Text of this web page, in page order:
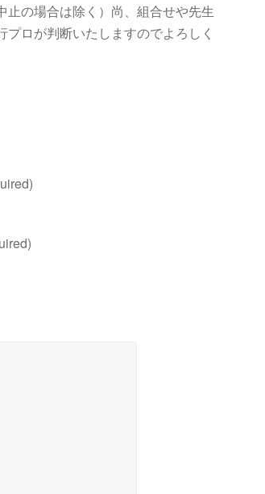
の場合は除く）尚、組合せや先生
ロが判断いたしますのでよろしく